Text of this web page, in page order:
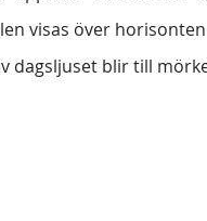
visas över
dagsljuset blir till